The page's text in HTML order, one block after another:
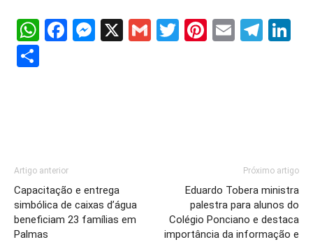
WhatsApp
Facebook
Messenger
X GmailTwitter
Pinterest
Email
Artigo anterior
Capacitação e entrega
simbólica de caixas d’água
beneficiam 23 famílias em
Palmas
Próximo artigo
Eduardo Tobera ministra
palestra para alunos do
Colégio Ponciano e destaca
importância da informação e